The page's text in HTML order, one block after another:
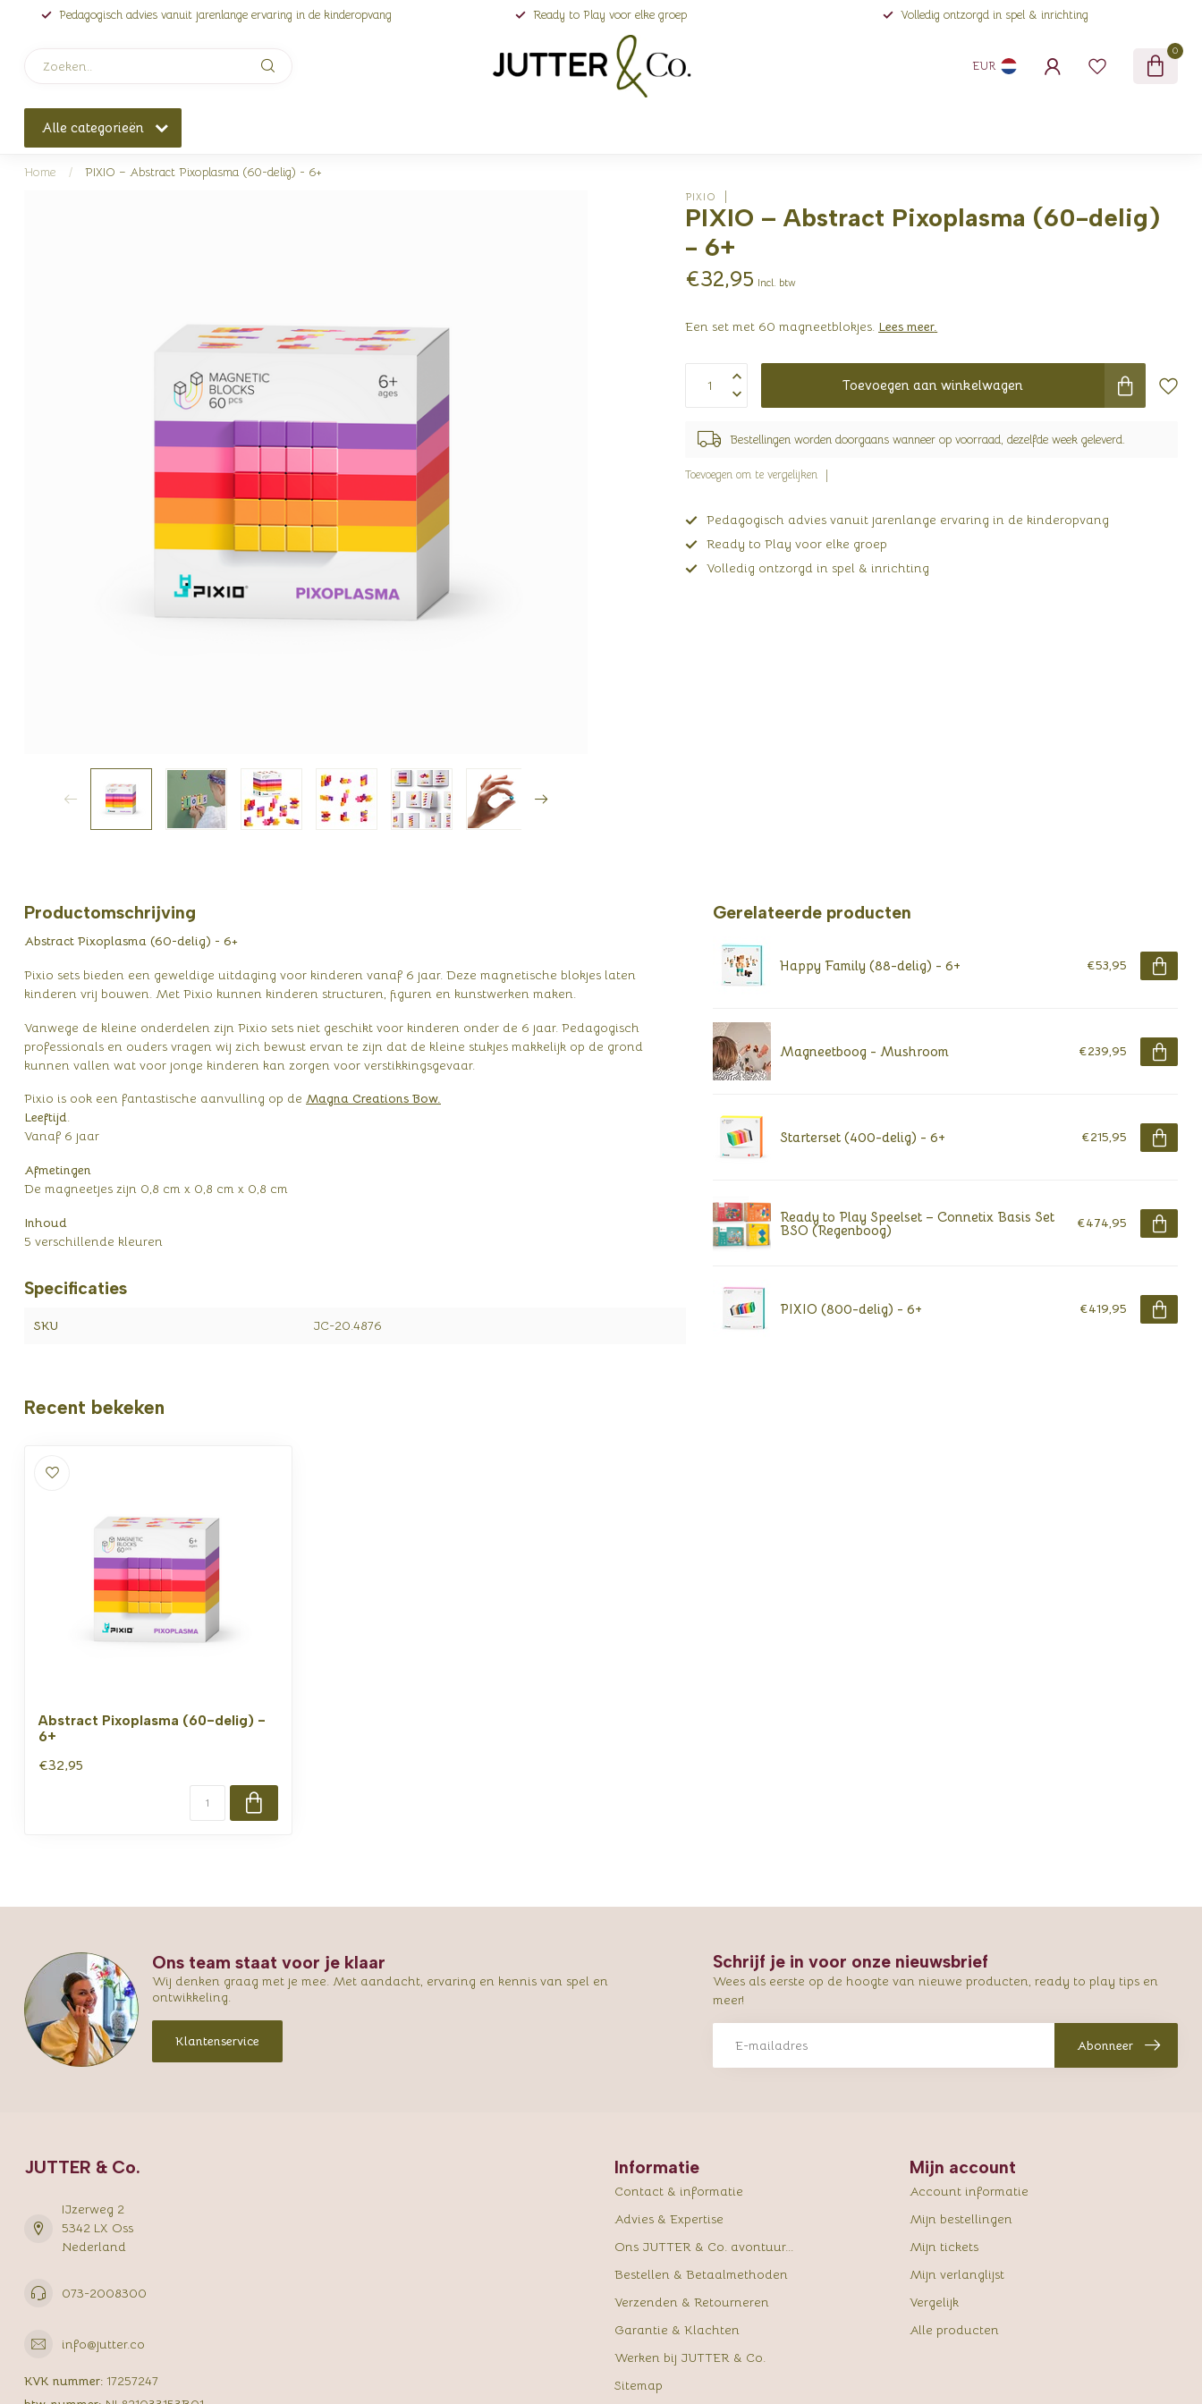
Pedagogisch advies vanuit jarenlange ervaring in de kinderopvang Ready to Play voor elke groep Volledig ontzorgd in spel & inrichting
EUR
0
Alle categorieën
Home / PIXIO – Abstract Pixoplasma (60-delig) - 6+
PIXIO
PIXIO – Abstract Pixoplasma (60-delig)
- 6+
€32,95 Incl. btw
Een set met 60 magneetblokjes. Lees meer.
Toevoegen aan winkelwagen
Bestellingen worden doorgaans wanneer op voorraad, dezelfde week geleverd.
Toevoegen om te vergelijken
Pedagogisch advies vanuit jarenlange ervaring in de kinderopvang
Ready to Play voor elke groep
Volledig ontzorgd in spel & inrichting
Productomschrijving
Abstract Pixoplasma (60-delig) - 6+
Pixio sets bieden een geweldige uitdaging voor kinderen vanaf 6 jaar. Deze magnetische blokjes laten
kinderen vrij bouwen. Met Pixio kunnen kinderen structuren, figuren en kunstwerken maken.
Vanwege de kleine onderdelen zijn Pixio sets niet geschikt voor kinderen onder de 6 jaar. Pedagogisch
professionals en ouders vragen wij zich bewust ervan te zijn dat de kleine stukjes makkelijk op de grond
kunnen vallen wat voor jonge kinderen kan zorgen voor verstikkingsgevaar.
Pixio is ook een fantastische aanvulling op de Magna Creations Bow.
Leeftijd.
Vanaf 6 jaar
Afmetingen
De magneetjes zijn 0,8 cm x 0,8 cm x 0,8 cm
Inhoud
5 verschillende kleuren
Specificaties
SKU JC-20.4876
Gerelateerde producten
Happy Family (88-delig) - 6+ €53,95
Magneetboog - Mushroom €239,95
Starterset (400-delig) - 6+ €215,95
Ready to Play Speelset – Connetix Basis Set
BSO (Regenboog) €474,95
PIXIO (800-delig) - 6+ €419,95
Recent bekeken
Abstract Pixoplasma (60-delig) -
6+
€32,95
Ons team staat voor je klaar
Wij denken graag met je mee. Met aandacht, ervaring en kennis van spel en
ontwikkeling.
Klantenservice
Schrijf je in voor onze nieuwsbrief
Wees als eerste op de hoogte van nieuwe producten, ready to play tips en
meer!
Abonneer
JUTTER & Co.
IJzerweg 2
5342 LX Oss
Nederland
073-2008300
info@jutter.co
KVK nummer: 17257247
Informatie
Contact & informatie
Advies & Expertise
Ons JUTTER & Co. avontuur...
Bestellen & Betaalmethoden
Verzenden & Retourneren
Garantie & Klachten
Werken bij JUTTER & Co.
Sitemap
Mijn account
Account informatie
Mijn bestellingen
Mijn tickets
Mijn verlanglijst
Vergelijk
Alle producten